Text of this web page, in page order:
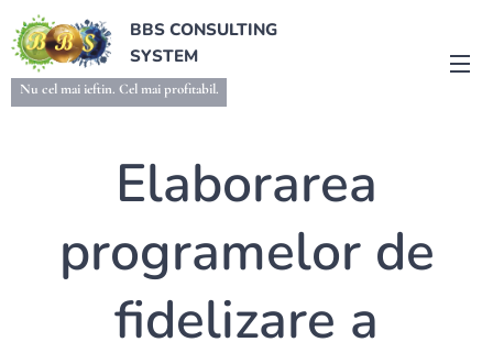
BBS CONSULTING
SYSTEM
Nu cel mai ieftin. Cel mai profitabil.
Elaborarea
programelor de
fidelizare a